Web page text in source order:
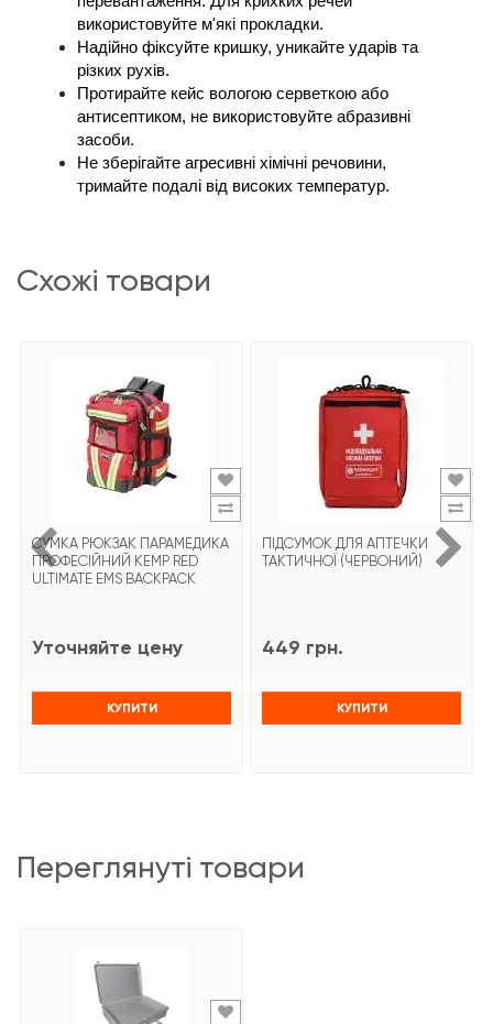
використовуйте м'які прокладки.
Надійно фіксуйте кришку, уникайте ударів та
різких рухів.
Протирайте кейс вологою серветкою або
антисептиком, не використовуйте абразивні
засоби.
Не зберігайте агресивні хімічні речовини,
тримайте подалі від високих температур.
схожі товари
СУМКА РЮКЗАК ПАРАМЕДИКА
ПРОФЕСІЙНИЙ KEMP RED
ULTIMATE EMS BACKPACK
Уточняйте цену
КУПИТИ
ПІДСУМОК ДЛЯ АПТЕЧКИ
ТАКТИЧНОЇ (ЧЕРВОНИЙ)
449 грн.
КУПИТИ
переглянуті товари